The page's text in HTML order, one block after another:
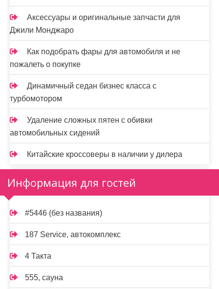
Аксессуары и оригинальные запчасти для
Джили Монджаро
Как подобрать фары для автомобиля и не
пожалеть о покупке
Динамичный седан бизнес класса с
турбомотором
Удаление сложных пятен с обивки
автомобильных сидений
Китайские кроссоверы в наличии у дилера
Информация для гостей
#5446 (без названия)
187 Service, автокомплекс
4 Такта
555, сауна